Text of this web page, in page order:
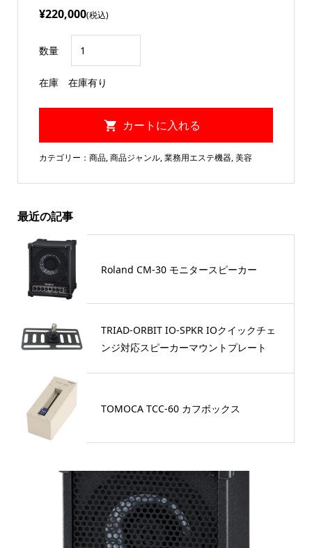
¥220,000(税込)
数量
在庫 在庫有り
カテゴリー： 商品,商品ジャンル,業務用エステ機器,美容
最近の記事
Roland CM-30 モニタースピーカー
TRIAD-ORBIT IO-SPKR IOクイックチェ
ンジ対応スピーカーマウントプレート
TOMOCA TCC-60 カフボックス